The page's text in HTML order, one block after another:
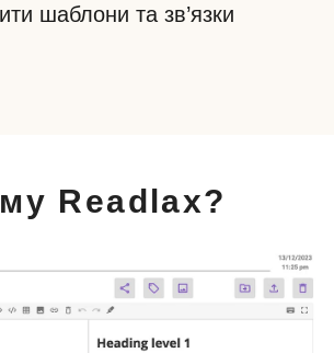
шаблони та зв’язки
Readlax?